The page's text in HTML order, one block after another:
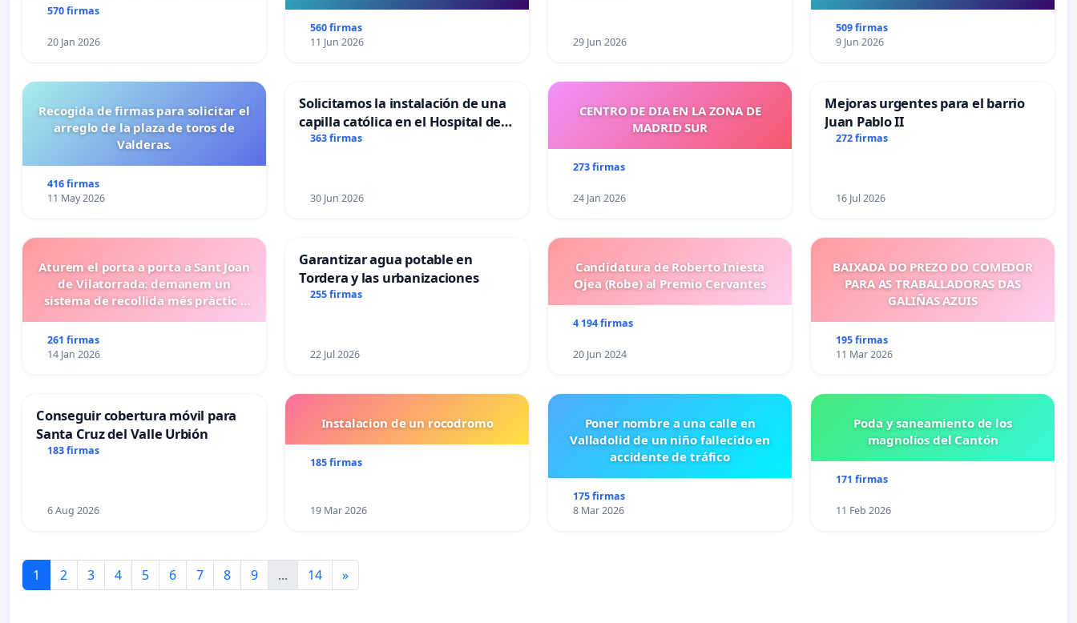
570 firmas
20 Jan 2026
560 firmas
11 Jun 2026
29 Jun 2026
509 firmas
9 Jun 2026
Recogida de firmas para solicitar el
arreglo de la plaza de toros de
Valderas.
416 firmas
11 May 2026
Solicitamos la instalación de una
capilla católica en el Hospital de
Alcañiz
363 firmas
30 Jun 2026
CENTRO DE DIA EN LA ZONA DE
MADRID SUR
273 firmas
24 Jan 2026
Mejoras urgentes para el barrio
Juan Pablo II
272 firmas
16 Jul 2026
Aturem el porta a porta a Sant Joan
de Vilatorrada: demanem un
sistema de recollida més pràctic i
261 firmas
14 Jan 2026
Garantizar agua potable en
Tordera y las urbanizaciones
255 firmas
22 Jul 2026
Candidatura de Roberto Iniesta
Ojea (Robe) al Premio Cervantes
4 194 firmas
20 Jun 2024
BAIXADA DO PREZO DO COMEDOR
PARA AS TRABALLADORAS DAS
GALIÑAS AZUIS
195 firmas
11 Mar 2026
Conseguir cobertura móvil para
Santa Cruz del Valle Urbión
183 firmas
6 Aug 2026
Instalacion de un rocodromo
185 firmas
19 Mar 2026
Poner nombre a una calle en
Valladolid de un niño fallecido en
accidente de tráfico
175 firmas
8 Mar 2026
Poda y saneamiento de los
magnolios del Cantón
171 firmas
11 Feb 2026
1 2 3 4 5 6 7 8 9 ... 14 »